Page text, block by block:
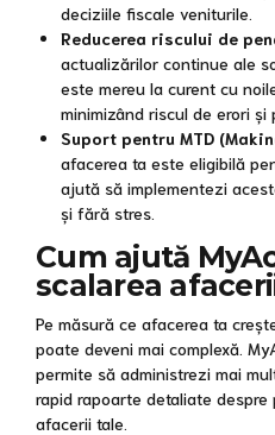
deciziile fiscale veniturile.
Reducerea riscului de
actualizărilor continue ale
este mereu la curent cu
minimizând riscul de erori și
Suport pentru MTD
afacerea ta este eligibilă
ajută să implementezi
și fără stres.
Cum ajută
scalarea
Pe măsură ce afacerea ta
poate deveni mai complexă.
permite să administrezi mai
rapid rapoarte detaliate
afacerii tale.